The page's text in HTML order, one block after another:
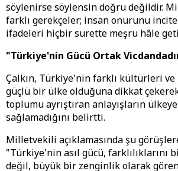
söylenirse söylensin doğru değildir.
farklı gerekçeler; insan onurunu
ifadeleri hiçbir surette meşru hâle
"Türkiye'nin Gücü Ortak
Çalkın, Türkiye'nin farklı kültürleri
güçlü bir ülke olduğuna dikkat
toplumu ayrıştıran anlayışların
sağlamadığını belirtti.
Milletvekili açıklamasında şu
"Türkiye'nin asıl gücü, farklılıklarını
değil, büyük bir zenginlik olarak